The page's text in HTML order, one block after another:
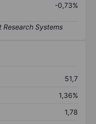
-0,73%
51,7
1,36%
1,78